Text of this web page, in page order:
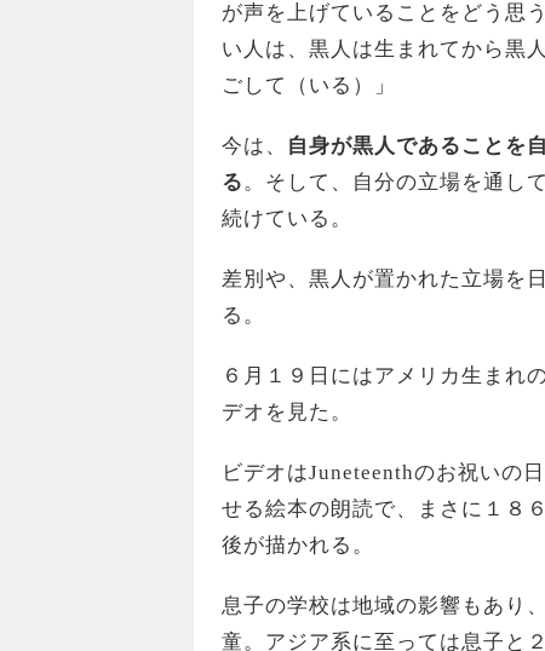
が声を上げていることをどう思
い人は、黒人は生まれてから黒
ごして（いる）」
今は、
自身が黒人であることを
る。そして、自分の立場を通し
続けている。
差別や、黒人が置かれた立場を
る。
６月１９日にはアメリカ生まれ
デオを見た。
ビデオはJuneteenthのお祝いの
せる絵本の朗読で、まさに１８
後が描かれる。
息子の学校は地域の影響もあり
童。アジア系に至っては息子と